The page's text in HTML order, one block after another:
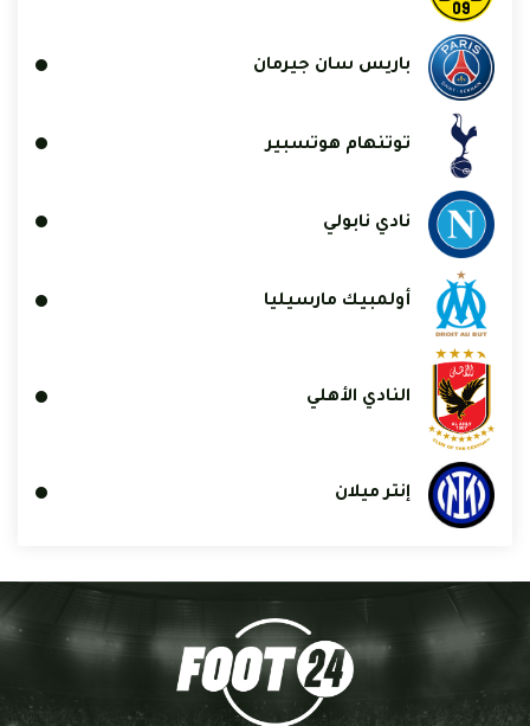
باريس سان جيرمان
توتنهام هوتسبير
نادي نابولي
أولمبيك مارسيليا
النادي الأهلي
إنتر ميلان